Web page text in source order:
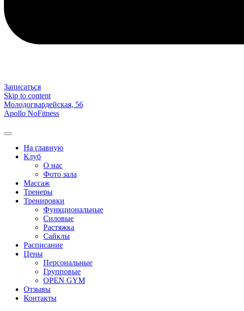
Записаться
Skip to content
Молодогвардейская, 56
Apollo NoFitness
На главную
Клуб
О нас
Фото зала
Массаж
Тренеры
Тренировки
Функциональные
Силовые
Растяжка
Сайклы
Расписание
Цены
Персональные
Групповые
OPEN GYM
Отзывы
Контакты